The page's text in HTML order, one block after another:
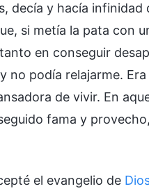
decía y hacía
si metía la pata con
en conseguir
no podía relajarme.
de vivir. En
fama y
el evangelio de